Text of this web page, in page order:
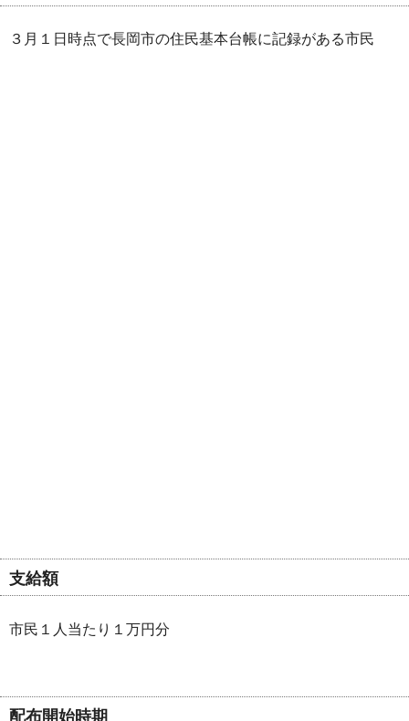
３月１日時点で長岡市の住民基本台帳に記録がある市民
支給額
市民１人当たり１万円分
配布開始時期